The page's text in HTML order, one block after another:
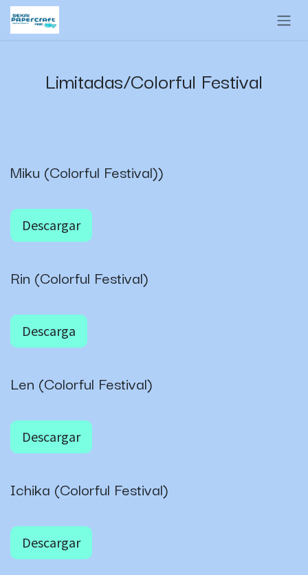
Ir al contenido
Limitadas/Colorful Festival
Miku (Colorful Festival))
Descargar
Rin (Colorful Festival)
Descarga
Len (Colorful Festival)
Descargar
Ichika (Colorful Festival)
Descargar